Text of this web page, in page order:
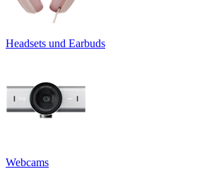
Headsets und Earbuds
Webcams